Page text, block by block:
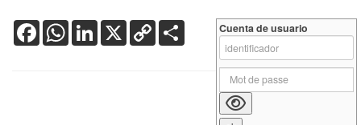
FacebookWhatsApp
LinkedIn
X Copy
Link
Cuenta de usuario